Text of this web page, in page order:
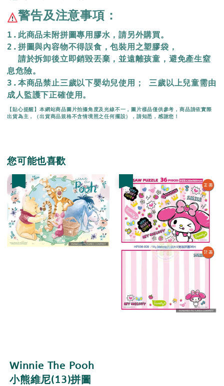
警告及注意事項：
1.此商品未附拼圖專用膠水，請另外購買。
2.拼圖與內容物不得誤食，包裝用之塑膠袋，
  請於拆卸後立即銷毀丟棄，
並遠離孩童，避免產生窒
息危險。
3.本商品禁止三歲以下嬰幼兒使用； 三歲以上兒童需由
成人監護下正確使用。
【貼心提醒】本網站商品圖片拍攝角度及光線不一，圖片樣品僅供參考，商品請依實際
出貨為主，（出貨商品規格不含情境照之任何擺設），請知悉，感謝您！
您可能也喜歡
Winnie The Pooh
小熊維尼(13)拼圖